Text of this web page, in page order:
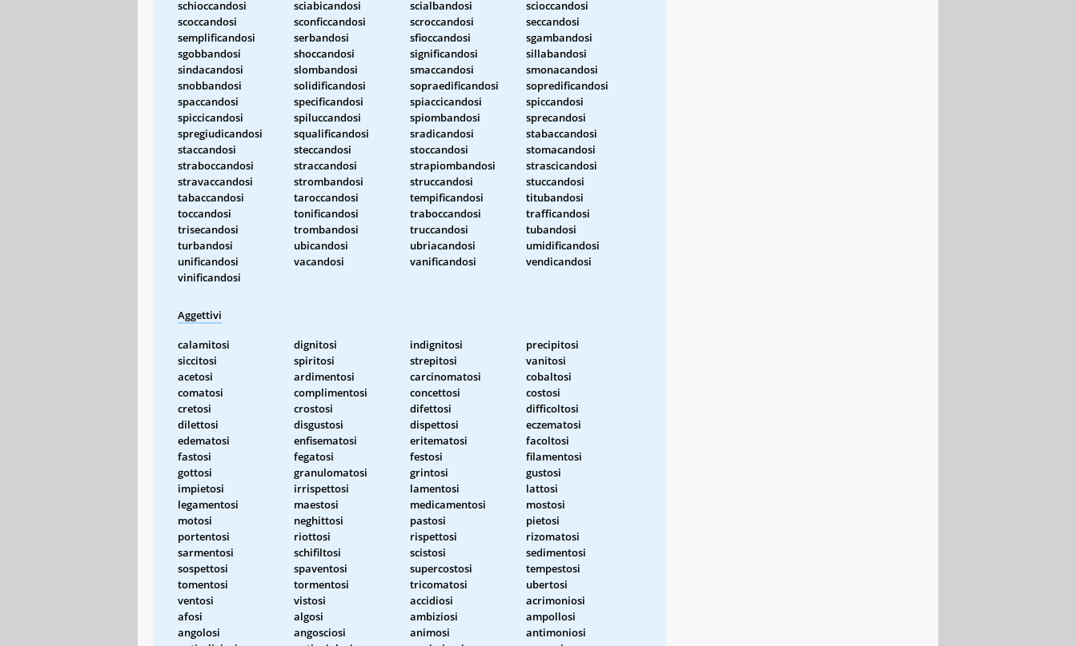
schioccandosi
sciabicandosi scialbandosi
scioccandosi
scoccandosi
sconficcandosi scroccandosi
seccandosi
semplificandosi
serbandosi sfioccandosi
sgambandosi
sgobbandosi
shoccandosi significandosi
sillabandosi
sindacandosi
slombandosi smaccandosi
smonacandosi
snobbandosi
solidificandosi sopraedificandosi
sopredificandosi
spaccandosi
specificandosi spiaccicandosi
spiccandosi
spiccicandosi
spiluccandosi spiombandosi
sprecandosi
spregiudicandosi
squalificandosi sradicandosi
stabaccandosi
staccandosi
steccandosi stoccandosi
stomacandosi
straboccandosi
straccandosi strapiombandosi
strascicandosi
stravaccandosi
strombandosi struccandosi
stuccandosi
tabaccandosi
taroccandosi tempificandosi
titubandosi
toccandosi
tonificandosi traboccandosi
trafficandosi
trisecandosi
trombandosi truccandosi
tubandosi
turbandosi
ubicandosi ubriacandosi
umidificandosi
unificandosi
vacandosi vanificandosi
vendicandosi
vinificandosi
Aggettivi
calamitosi dignitosi indignitosi
precipitosi
siccitosi
spiritosi strepitosi
vanitosi
acetosi
ardimentosi carcinomatosi
cobaltosi
comatosi
complimentosi concettosi
costosi
cretosi
crostosi difettosi
difficoltosi
dilettosi
disgustosi dispettosi
eczematosi
edematosi
enfisematosi eritematosi
facoltosi
fastosi
fegatosi festosi
filamentosi
gottosi
granulomatosi grintosi
gustosi
impietosi
irrispettosi lamentosi
lattosi
legamentosi
maestosi medicamentosi
mostosi
motosi
neghittosi pastosi
pietosi
portentosi
riottosi rispettosi
rizomatosi
sarmentosi
schifiltosi scistosi
sedimentosi
sospettosi
spaventosi supercostosi
tempestosi
tomentosi
tormentosi tricomatosi
ubertosi
ventosi
vistosi accidiosi
acrimoniosi
afosi
algosi ambiziosi
ampollosi
angolosi
angosciosi animosi
antimoniosi